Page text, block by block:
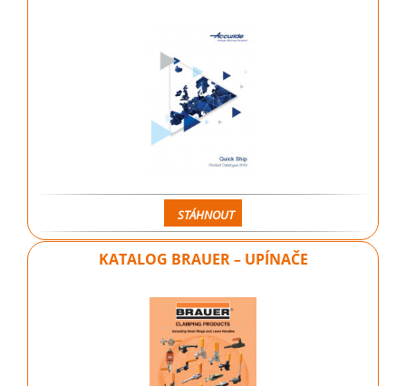
STÁHNOUT
KATALOG BRAUER – UPÍNAČE